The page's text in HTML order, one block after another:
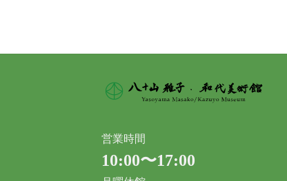
営業時間
10:00〜17:00